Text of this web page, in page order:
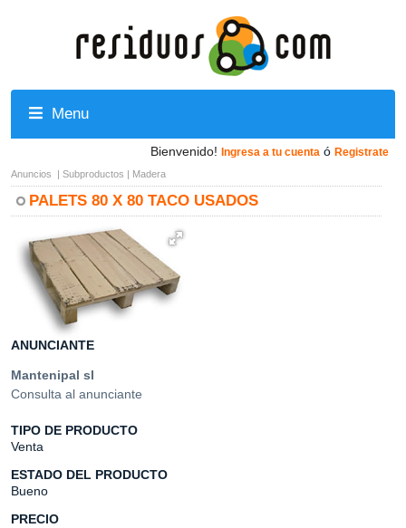
Menu
Bienvenido! Ingresa a tu cuenta ó Registrate
Anuncios | Subproductos | Madera
PALETS 80 X 80 TACO USADOS
ANUNCIANTE
Mantenipal sl
Consulta al anunciante
TIPO DE PRODUCTO
Venta
ESTADO DEL PRODUCTO
Bueno
PRECIO